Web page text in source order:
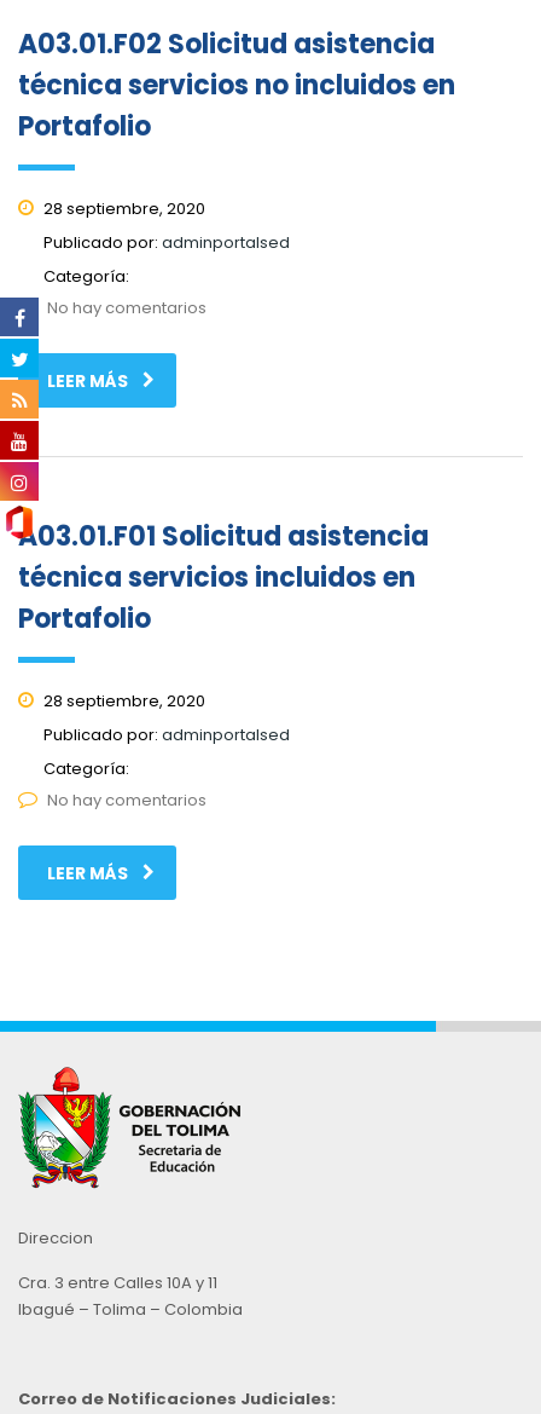
A03.01.F02 Solicitud asistencia
técnica servicios no incluidos en
Portafolio
28 septiembre, 2020
Publicado por: adminportalsed
Categoría:
No hay comentarios
LEER MÁS
A03.01.F01 Solicitud asistencia
técnica servicios incluidos en
Portafolio
28 septiembre, 2020
Publicado por: adminportalsed
Categoría:
No hay comentarios
LEER MÁS
Direccion
Cra. 3 entre Calles 10A y 11
Ibagué – Tolima – Colombia
Correo de Notificaciones Judiciales: